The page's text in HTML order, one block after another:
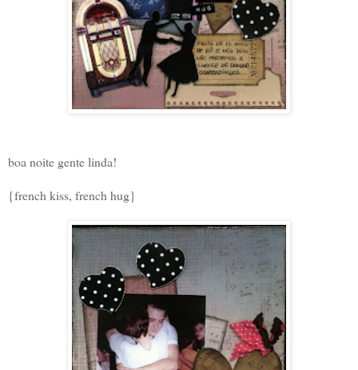
boa noite gente linda!
{french kiss, french hug}